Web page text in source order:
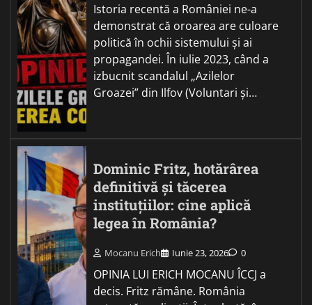
Istoria recentă a României ne-a
demonstrat că oroarea are culoare
politică în ochii sistemului și ai
propagandei. În iulie 2023, când a
izbucnit scandalul „Azilelor
Groazei” din Ilfov (Voluntari și…
Dominic Fritz, hotărârea
definitivă și tăcerea
instituțiilor: cine aplică
legea în România?
Mocanu Erich Iunie 23, 2026 0
OPINIA LUI ERICH MOCANU ÎCCJ a
decis. Fritz rămâne. România